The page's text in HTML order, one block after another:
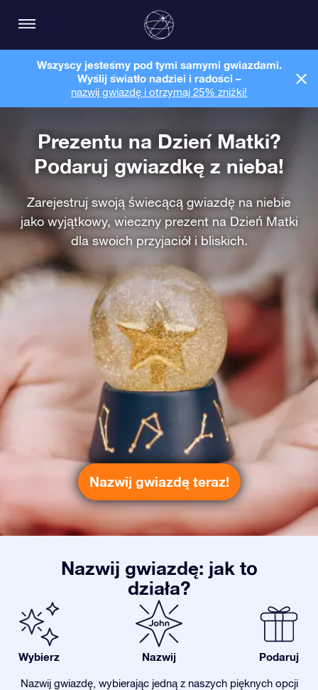
Wszyscy jesteśmy pod tymi samymi gwiazdami.
Wyślij światło nadziei i radości –
nazwij gwiazdę i otrzymaj 25% zniżki!
Prezentu na Dzień Matki?
Podaruj gwiazdkę z nieba!
Zarejestruj swoją świecącą gwiazdę na niebie
jako wyjątkowy, wieczny prezent na Dzień Matki
dla swoich przyjaciół i bliskich.
Nazwij gwiazdę teraz!
Nazwij gwiazdę: jak to
działa?
Wybierz Nazwij Podaruj
Nazwij gwiazdę, wybierając jedną z naszych pięknych opcji